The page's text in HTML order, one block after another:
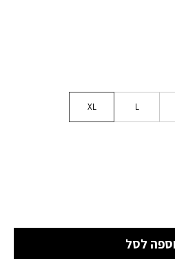
L
XL
לסל